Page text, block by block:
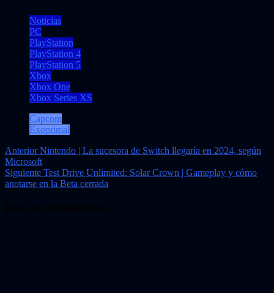
Noticias
PC
PlayStation
PlayStation 4
PlayStation 5
Xbox
Xbox One
Xbox Series XS
Capcom
Exoprimal
Navegación
de
entradas
AnteriorNintendo | La sucesora de Switch llegaría en 2024, según
Microsoft
Siguiente Test Drive Unlimited: Solar Crown | Gameplay y cómo
anotarse en la Beta cerrada